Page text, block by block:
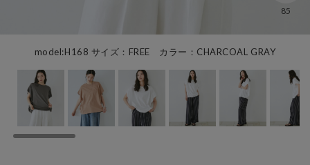
model:H168 サイズ：FREE カラー：CHARCOAL GRAY
85